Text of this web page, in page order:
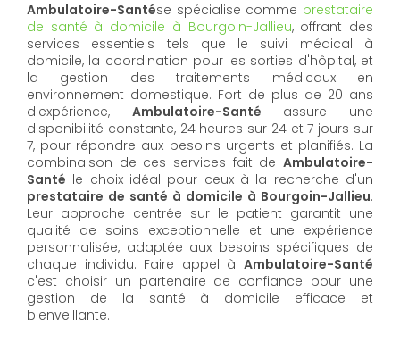
Ambulatoire-Santése spécialise comme prestataire
de santé à domicile à Bourgoin-Jallieu, offrant des
services essentiels tels que le suivi médical à
domicile, la coordination pour les sorties d'hôpital, et
la gestion des traitements médicaux en
environnement domestique. Fort de plus de 20 ans
d'expérience, Ambulatoire-Santé assure une
disponibilité constante, 24 heures sur 24 et 7 jours sur
7, pour répondre aux besoins urgents et planifiés. La
combinaison de ces services fait de Ambulatoire-
Santé le choix idéal pour ceux à la recherche d'un
prestataire de santé à domicile à Bourgoin-Jallieu.
Leur approche centrée sur le patient garantit une
qualité de soins exceptionnelle et une expérience
personnalisée, adaptée aux besoins spécifiques de
chaque individu. Faire appel à Ambulatoire-Santé
c'est choisir un partenaire de confiance pour une
gestion de la santé à domicile efficace et
bienveillante.